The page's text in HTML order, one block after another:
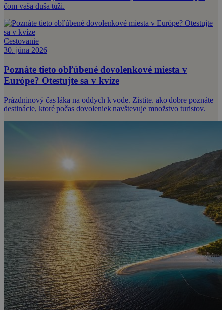
čom vaša duša túži.
Cestovanie
30. júna 2026
Poznáte tieto obľúbené dovolenkové miesta v
Európe? Otestujte sa v kvíze
Prázdninový čas láka na oddych k vode. Zistite, ako dobre poznáte
destinácie, ktoré počas dovoleniek navštevuje množstvo turistov.